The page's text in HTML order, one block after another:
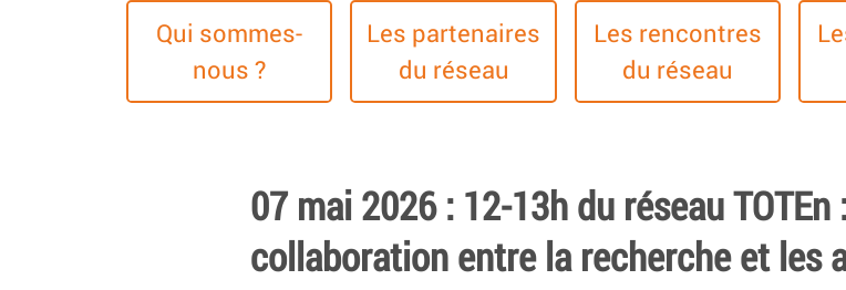
Qui sommes-
nous ?
Les partenaires
du réseau
Les rencontres
du réseau
07 mai 2026 : 12-13h du réseau
collaboration entre la recherche et les